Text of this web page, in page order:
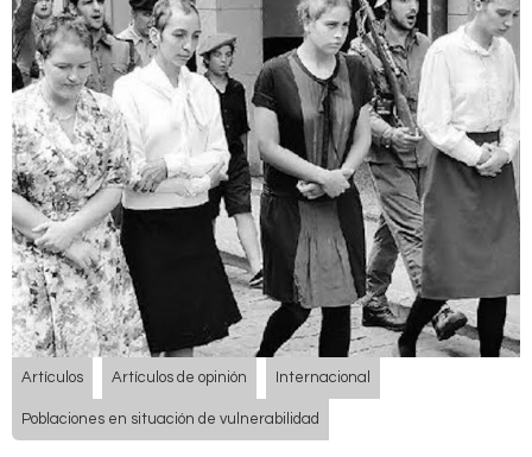
Artículos Artículos de opinión Internacional
Poblaciones en situación de vulnerabilidad